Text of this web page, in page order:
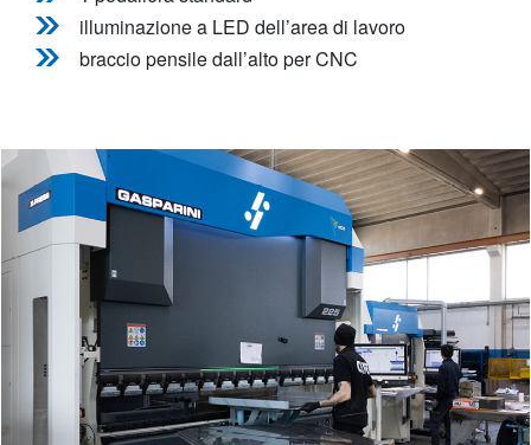
illuminazione a LED dell’area di lavoro
braccio pensile dall’alto per CNC